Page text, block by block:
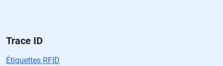
o.
Trace ID
Étiquettes RFID